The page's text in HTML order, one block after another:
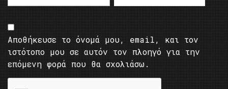
Αποθήκευσε το όνομά μου, email, και τον
ιστότοπο μου σε αυτόν τον πλοηγό για την
επόμενη φορά που θα σχολιάσω.